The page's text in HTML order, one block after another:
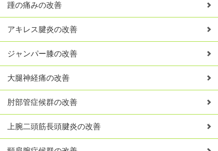
踵の痛みの改善
アキレス腱炎の改善
ジャンパー膝の改善
大腿神経痛の改善
肘部管症候群の改善
上腕二頭筋長頭腱炎の改善